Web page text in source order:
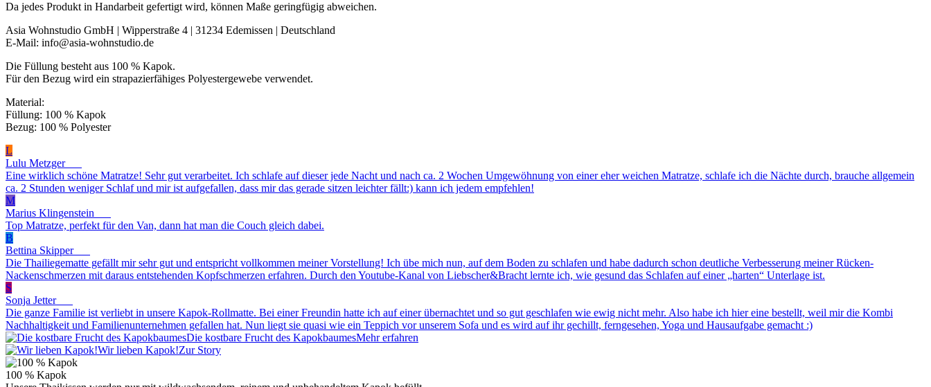
Da jedes Produkt in Handarbeit gefertigt wird, können Maße geringfügig abweichen.
Asia Wohnstudio GmbH | Wipperstraße 4 | 31234 Edemissen | Deutschland
E-Mail: info@asia-wohnstudio.de
Die Füllung besteht aus 100 % Kapok.
Für den Bezug wird ein strapazierfähiges Polyestergewebe verwendet.
Material:
Füllung: 100 % Kapok
Bezug: 100 % Polyester
L
Lulu Metzger
Eine wirklich schöne Matratze! Sehr gut verarbeitet. Ich schlafe auf dieser jede Nacht und nach ca. 2 Wochen Umgewöhnung von einer eher weichen Matratze, schlafe ich die Nächte durch, brauche allgemein
ca. 2 Stunden weniger Schlaf und mir ist aufgefallen, dass mir das gerade sitzen leichter fällt:) kann ich jedem empfehlen!
M
Marius Klingenstein
Top Matratze, perfekt für den Van, dann hat man die Couch gleich dabei.
B
Bettina Skipper
Die Thailiegematte gefällt mir sehr gut und entspricht vollkommen meiner Vorstellung! Ich übe mich nun, auf dem Boden zu schlafen und habe dadurch schon deutliche Verbesserung meiner Rücken-
Nackenschmerzen mit daraus entstehenden Kopfschmerzen erfahren. Durch den Youtube-Kanal von Liebscher&Bracht lernte ich, wie gesund das Schlafen auf einer „harten“ Unterlage ist.
S
Sonja Jetter
Die ganze Familie ist verliebt in unsere Kapok-Rollmatte. Bei einer Freundin hatte ich auf einer übernachtet und so gut geschlafen wie ewig nicht mehr. Also habe ich hier eine bestellt, weil mir die Kombi
Nachhaltigkeit und Familienunternehmen gefallen hat. Nun liegt sie quasi wie ein Teppich vor unserem Sofa und es wird auf ihr gechillt, ferngesehen, Yoga und Hausaufgabe gemacht :)
Die kostbare Frucht des KapokbaumesMehr erfahren
Wir lieben Kapok!Zur Story
100 % Kapok